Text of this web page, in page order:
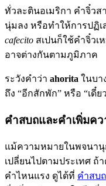
ทั่วละตินอเมริกา คำจิ๋ว
นุ่มลง หรือทำให้การปฏิเ
cafecito สเปนก็ใช้คำจิ๋ว
อาจต่างกันตามภูมิภาค
ระวังคำว่า ahorita ในบา
ถึง “อีกสักพัก” หรือ “เดี๋
คำสบถและคำเพิ่มค
แม้ความหมายในพจนา
เปลี่ยนไปตามประเทศ ถ้
คำไหนแรง ดูได้ที่ คำสบ